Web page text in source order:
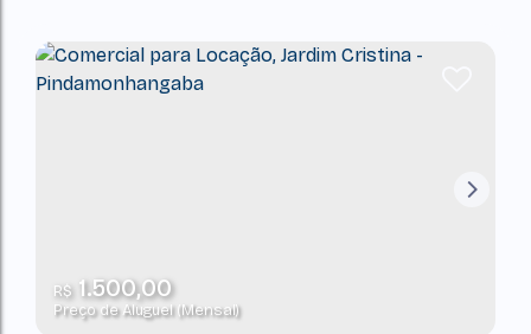
R$1.500,00
Preço de Aluguel (Mensal)